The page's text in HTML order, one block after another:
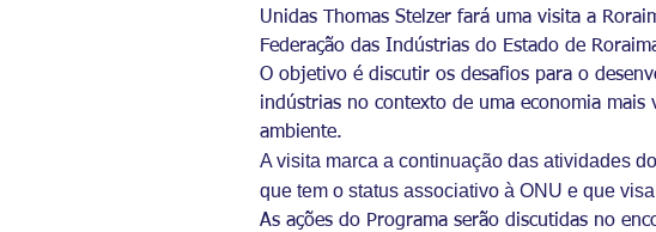
Unidas Thomas Stelzer fará uma visita a
Federação das Indústrias do Estado de
O objetivo é discutir os desafios para o
indústrias no contexto de uma economia
ambiente.
A visita marca a continuação das atividades
que tem o status associativo à ONU e que
As ações do Programa serão discutidas no